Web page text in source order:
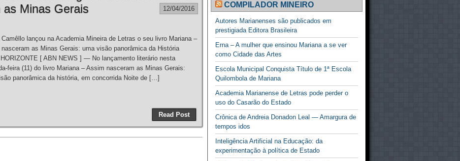
Minas Gerais
12/04/2016
Camêllo lançou na Academia Mineira de Letras o seu livro Mariana –
as Minas Gerais: uma visão panorâmica da História
[ ABN NEWS ] — No lançamento literário nesta
feira (11) do livro Mariana – Assim nasceram as Minas Gerais:
panorâmica da história, em concorrida Noite de […]
Read Post
COMPILADOR MINEIRO
Autores Marianenses são publicados em
prestigiada Editora Brasileira
Erna – A mulher que ensinou Mariana a se ver
como Cidade das Artes
Escola Municipal Conquista Título de 1ª Escola
Quilombola de Mariana
Academia Marianense de Letras pode perder o
uso do Casarão do Estado
Crônica de Andreia Donadon Leal — Amargura de
tempos idos
Inteligência Artificial na Educação: da
experimentação à política de Estado